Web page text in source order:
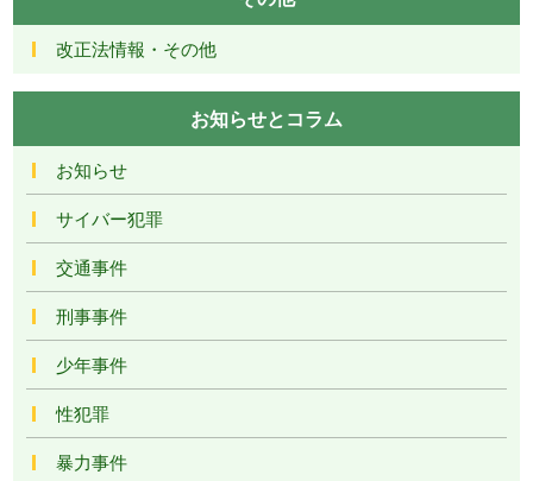
改正法情報・その他
お知らせとコラム
お知らせ
サイバー犯罪
交通事件
刑事事件
少年事件
性犯罪
暴力事件